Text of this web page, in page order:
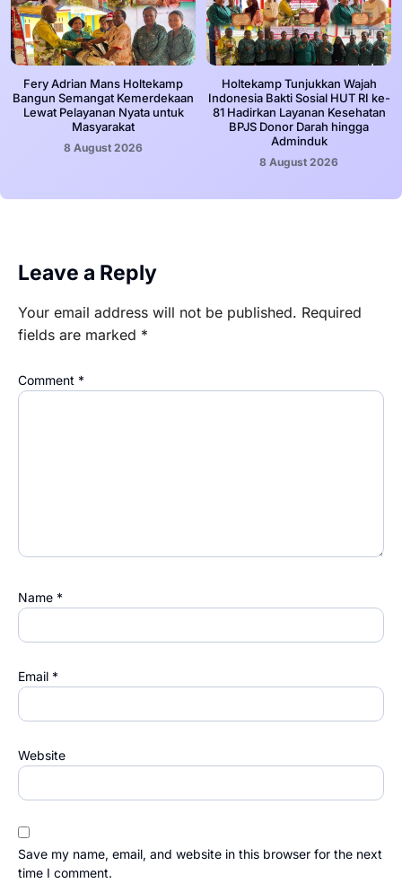
Fery Adrian Mans Holtekamp
Bangun Semangat Kemerdekaan
Lewat Pelayanan Nyata untuk
Masyarakat
8 August 2026
Holtekamp Tunjukkan Wajah
Indonesia Bakti Sosial HUT RI ke-
81 Hadirkan Layanan Kesehatan
BPJS Donor Darah hingga
Adminduk
8 August 2026
Leave a Reply
Your email address will not be published. Required
fields are marked *
Comment *
Name *
Email *
Website
Save my name, email, and website in this browser for the next
time I comment.